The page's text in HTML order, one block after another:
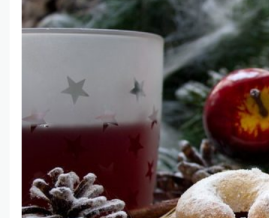
Kulasa Tímea (9.A) III. Ujj Olivér (13.) Gratulálunk a
helyezetteknek…